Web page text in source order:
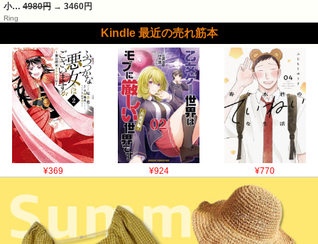
小… 4980円 → 3460円
Ring
Kindle 最近の売れ筋本
¥369 ¥924 ¥770